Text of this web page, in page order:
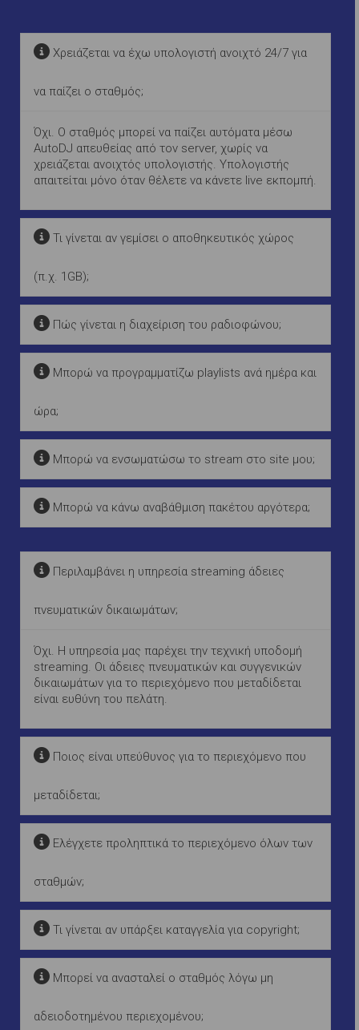
Χρειάζεται να έχω υπολογιστή ανοιχτό 24/7 για
να παίζει ο σταθμός;
Όχι. Ο σταθμός μπορεί να παίζει αυτόματα μέσω
AutoDJ απευθείας από τον server, χωρίς να
χρειάζεται ανοιχτός υπολογιστής. Υπολογιστής
απαιτείται μόνο όταν θέλετε να κάνετε live εκπομπή.
Τι γίνεται αν γεμίσει ο αποθηκευτικός χώρος
(π.χ. 1GB);
Πώς γίνεται η διαχείριση του ραδιοφώνου;
Μπορώ να προγραμματίζω playlists ανά ημέρα και
ώρα;
Μπορώ να ενσωματώσω το stream στο site μου;
Μπορώ να κάνω αναβάθμιση πακέτου αργότερα;
Περιλαμβάνει η υπηρεσία streaming άδειες
πνευματικών δικαιωμάτων;
Όχι. Η υπηρεσία μας παρέχει την τεχνική υποδομή
streaming. Οι άδειες πνευματικών και συγγενικών
δικαιωμάτων για το περιεχόμενο που μεταδίδεται
είναι ευθύνη του πελάτη.
Ποιος είναι υπεύθυνος για το περιεχόμενο που
μεταδίδεται;
Ελέγχετε προληπτικά το περιεχόμενο όλων των
σταθμών;
Τι γίνεται αν υπάρξει καταγγελία για copyright;
Μπορεί να ανασταλεί ο σταθμός λόγω μη
αδειοδοτημένου περιεχομένου;